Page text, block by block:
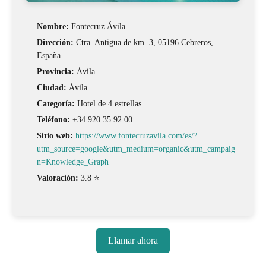
Nombre: Fontecruz Ávila
Dirección: Ctra. Antigua de km. 3, 05196 Cebreros,
España
Provincia: Ávila
Ciudad: Ávila
Categoría: Hotel de 4 estrellas
Teléfono: +34 920 35 92 00
Sitio web: https://www.fontecruzavila.com/es/?
utm_source=google&utm_medium=organic&utm_campaig
n=Knowledge_Graph
Valoración: 3.8 ⭐
Llamar ahora